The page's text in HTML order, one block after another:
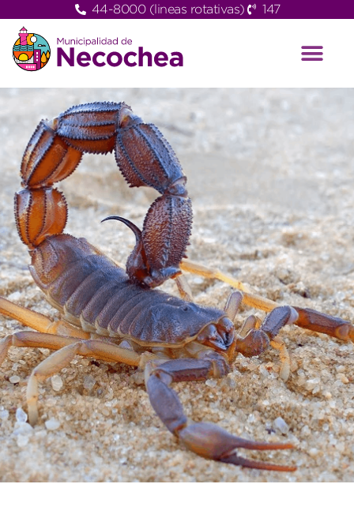
44-8000 (lineas rotativas) 147